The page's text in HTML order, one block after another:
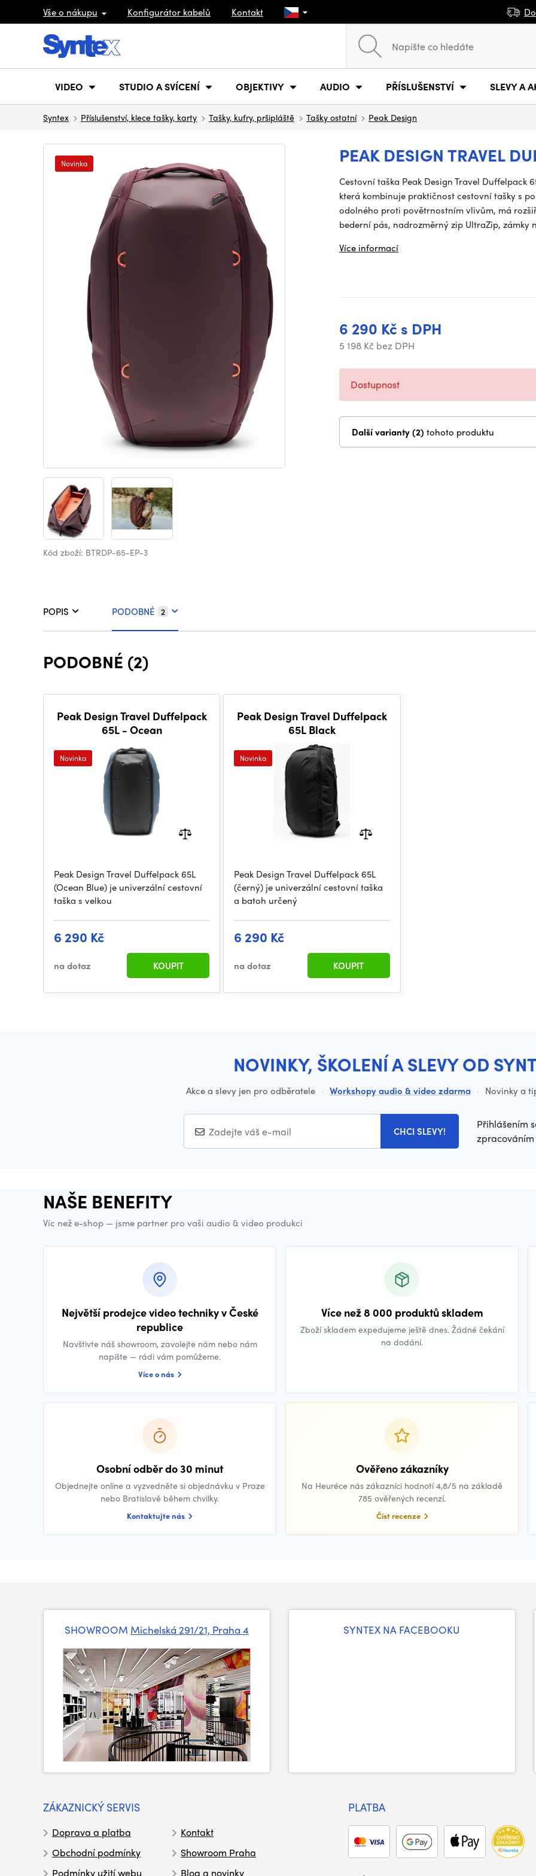
Vše o nákupu Konfigurátor kabelů Kontakt
VIDEO STUDIO A SVÍCENÍ OBJEKTIVY AUDIO PŘÍSLUŠENSTVÍ SLEVY A
Syntex Příslušenství, klece tašky, karty Tašky, kufry, pršipláště Tašky ostatní Peak Design
PEAK DESIGN TRAVEL
Novinka
Kód zboží: BTRDP-65-EP-3
Cestovní taška Peak Design Travel Duffelpack
která kombinuje praktičnost cestovní tašky s
odolného proti povětrnostním vlivům, má
bederní pás, nadrozměrný zip UltraZip, zámky
Více informací
6 290 Kč s DPH
5 198 Kč bez DPH
Dostupnost
Další varianty (2) tohoto produktu
POPIS PODOBNÉ 2
PODOBNÉ (2)
Peak Design Travel Duffelpack
65L - Ocean
Novinka
Peak Design Travel Duffelpack 65L
(Ocean Blue) je univerzální cestovní
taška s velkou
6 290 Kč
na dotaz KOUPIT
Peak Design Travel Duffelpack
65L Black
Novinka
Peak Design Travel Duffelpack 65L
(černý) je univerzální cestovní taška
a batoh určený
6 290 Kč
na dotaz KOUPIT
NOVINKY, ŠKOLENÍ A SLEVY OD
Akce a slevy jen pro odběratele · Workshopy audio & video zdarma · Novinky a
CHCI SLEVY!
Přihlášením
NAŠE BENEFITY
Víc než e-shop — jsme partner pro vaši audio & video produkci
Největší prodejce video techniky v České
republice
Navštivte náš showroom, zavolejte nám nebo nám
napište — rádi vám pomůžeme.
Více o nás
Více než 8 000 produktů skladem
Zboží skladem expedujeme ještě dnes. Žádné čekání
na dodání.
Osobní odběr do 30 minut
Objednejte online a vyzvedněte si objednávku v Praze
nebo Bratislavě během chvilky.
Kontaktujte nás
Ověřeno zákazníky
Na Heuréce nás zákazníci hodnotí 4,8/5 na základě
785 ověřených recenzí.
Číst recenze
SHOWROOM Michelská 291/21, Praha 4 SYNTEX NA FACEBOOKU
ZÁKAZNICKÝ SERVIS
Doprava a platba
Obchodní podmínky
Podmínky užití webu
Kontakt
Showroom Praha
Blog a novinky
PLATBA